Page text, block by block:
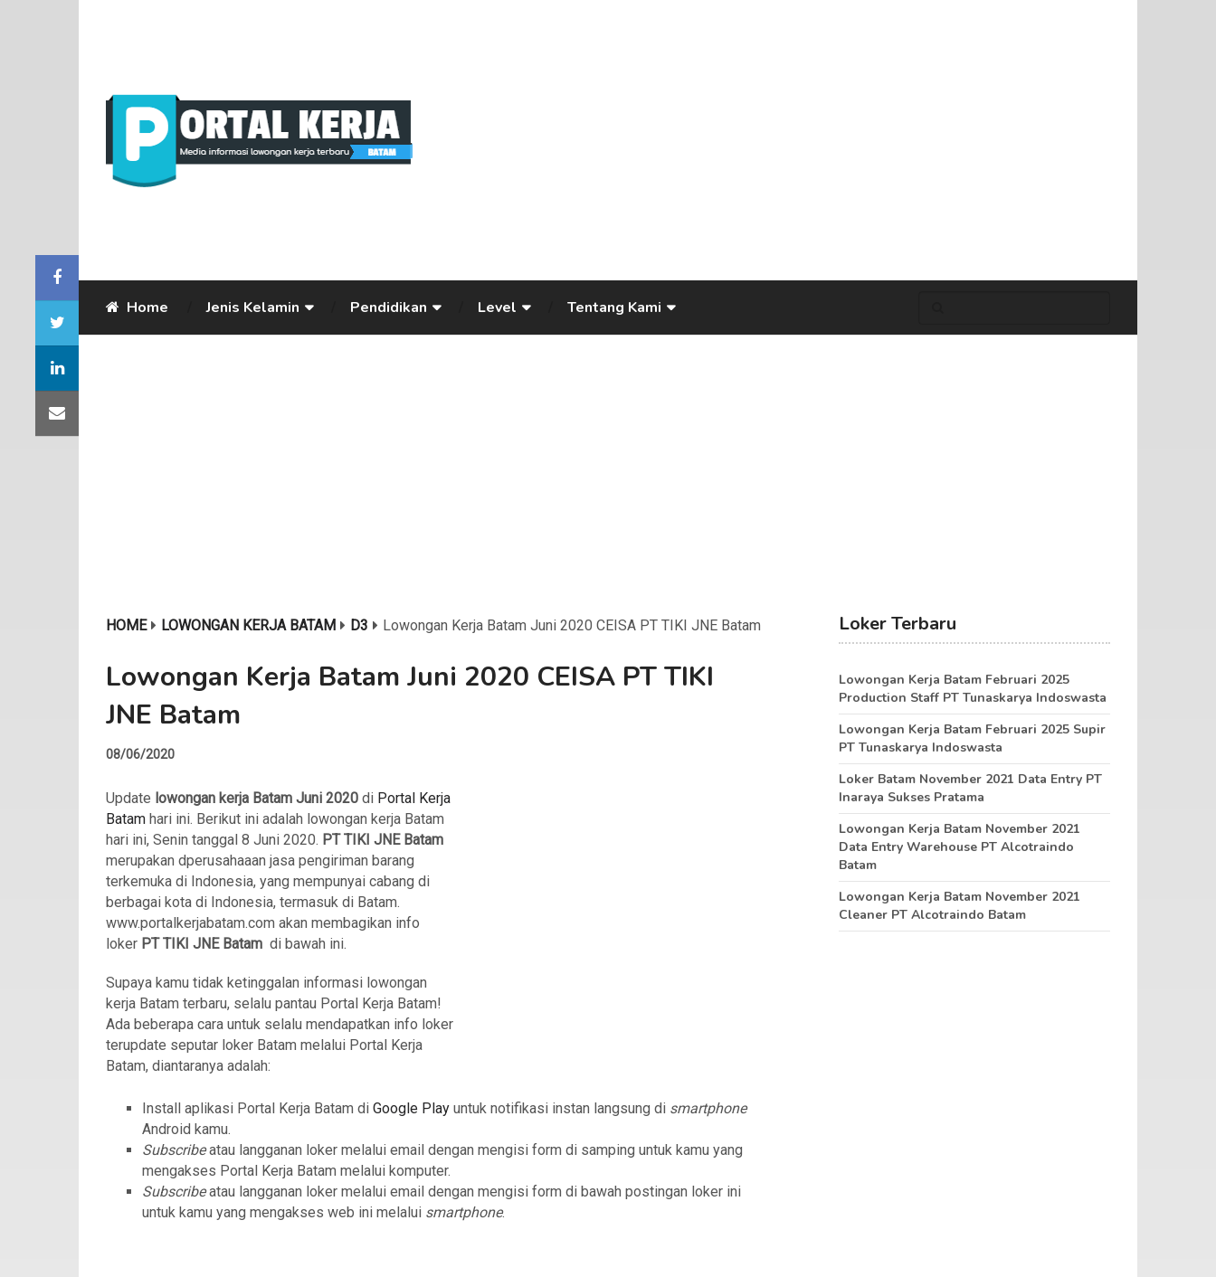
Home Jenis Kelamin Pendidikan Level Tentang Kami
HOME LOWONGAN KERJA BATAM D3 Lowongan Kerja Batam Juni 2020 CEISA PT TIKI JNE Batam
Lowongan Kerja Batam Juni 2020 CEISA PT TIKI
JNE Batam
08/06/2020
Update lowongan kerja Batam Juni 2020 di Portal Kerja
Batam hari ini. Berikut ini adalah lowongan kerja Batam
hari ini, Senin tanggal 8 Juni 2020. PT TIKI JNE Batam
merupakan dperusahaaan jasa pengiriman barang
terkemuka di Indonesia, yang mempunyai cabang di
berbagai kota di Indonesia, termasuk di Batam.
www.portalkerjabatam.com akan membagikan info
loker PT TIKI JNE Batam di bawah ini.
Supaya kamu tidak ketinggalan informasi lowongan
kerja Batam terbaru, selalu pantau Portal Kerja Batam!
Ada beberapa cara untuk selalu mendapatkan info loker
terupdate seputar loker Batam melalui Portal Kerja
Batam, diantaranya adalah:
Install aplikasi Portal Kerja Batam di Google Play untuk notifikasi instan langsung di smartphone
Android kamu.
Subscribeatau langganan loker melalui email dengan mengisi form di samping untuk kamu yang
mengakses Portal Kerja Batam melalui komputer.
Subscribeatau langganan loker melalui email dengan mengisi form di bawah postingan loker ini
untuk kamu yang mengakses web ini melalui smartphone.
Loker Terbaru
Lowongan Kerja Batam Februari 2025
Production Staff PT Tunaskarya Indoswasta
Lowongan Kerja Batam Februari 2025 Supir
PT Tunaskarya Indoswasta
Loker Batam November 2021 Data Entry PT
Inaraya Sukses Pratama
Lowongan Kerja Batam November 2021
Data Entry Warehouse PT Alcotraindo
Batam
Lowongan Kerja Batam November 2021
Cleaner PT Alcotraindo Batam